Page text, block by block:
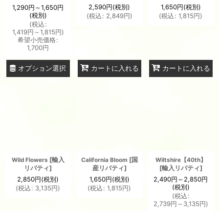
1,290円～1,650円
(税別)
(税込:
1,419円 ～1,815円)
希望小売価格:
1,700円
オプション選択
2,590円(税別)
(税込: 2,849円)
カートに入れる
1,650円(税別)
(税込: 1,815円)
カートに入れる
Wild Flowers [輸入
リバティ]
2,850円(税別)
(税込: 3,135円)
California Bloom [国
産リバティ]
1,650円(税別)
(税込: 1,815円)
Wiltshire【40th】
[輸入リバティ]
2,490円～2,850円
(税別)
(税込:
2,739円 ～3,135円)